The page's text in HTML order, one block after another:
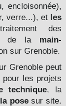
encloisonnée),
verre...), et les
des
de la main-
sur Grenoble.
Grenoble peut
les projets
technique, la
la posesur site.